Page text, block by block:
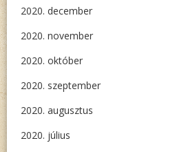
2020. december
2020. november
2020. október
2020. szeptember
2020. augusztus
2020. július